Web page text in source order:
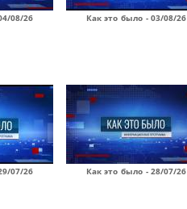
08/26 Как это было - 03/08/26
07/26 Как это было - 28/07/26